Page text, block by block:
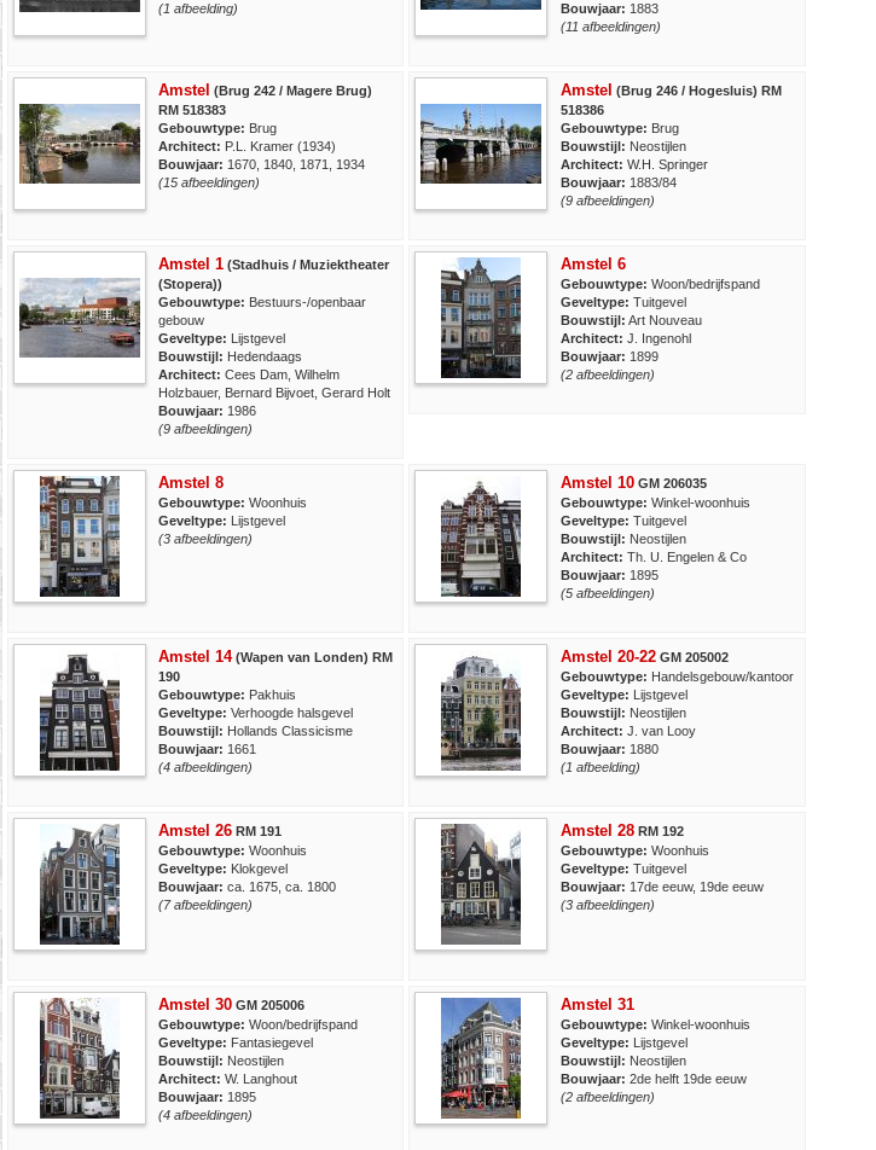
(1 afbeelding)
Bouwjaar: 1883
(11 afbeeldingen)
Amstel (Brug 242 / Magere Brug)
RM 518383
Gebouwtype: Brug
Architect: P.L. Kramer (1934)
Bouwjaar: 1670, 1840, 1871, 1934
(15 afbeeldingen)
Amstel (Brug 246 / Hogesluis) RM
518386
Gebouwtype: Brug
Bouwstijl: Neostijlen
Architect: W.H. Springer
Bouwjaar: 1883/84
(9 afbeeldingen)
Amstel 1 (Stadhuis / Muziektheater
(Stopera))
Gebouwtype: Bestuurs-/openbaar
gebouw
Geveltype: Lijstgevel
Bouwstijl: Hedendaags
Architect: Cees Dam, Wilhelm
Holzbauer, Bernard Bijvoet, Gerard Holt
Bouwjaar: 1986
(9 afbeeldingen)
Amstel 6
Gebouwtype: Woon/bedrijfspand
Geveltype: Tuitgevel
Bouwstijl: Art Nouveau
Architect: J. Ingenohl
Bouwjaar: 1899
(2 afbeeldingen)
Amstel 8
Gebouwtype: Woonhuis
Geveltype: Lijstgevel
(3 afbeeldingen)
Amstel 10GM 206035
Gebouwtype: Winkel-woonhuis
Geveltype: Tuitgevel
Bouwstijl: Neostijlen
Architect: Th. U. Engelen & Co
Bouwjaar: 1895
(5 afbeeldingen)
Amstel 14(Wapen van Londen) RM
190
Gebouwtype: Pakhuis
Geveltype: Verhoogde halsgevel
Bouwstijl: Hollands Classicisme
Bouwjaar: 1661
(4 afbeeldingen)
Amstel 20-22GM 205002
Gebouwtype: Handelsgebouw/kantoor
Geveltype: Lijstgevel
Bouwstijl: Neostijlen
Architect: J. van Looy
Bouwjaar: 1880
(1 afbeelding)
Amstel 26 RM 191
Gebouwtype: Woonhuis
Geveltype: Klokgevel
Bouwjaar: ca. 1675, ca. 1800
(7 afbeeldingen)
Amstel 28RM 192
Gebouwtype: Woonhuis
Geveltype: Tuitgevel
Bouwjaar: 17de eeuw, 19de eeuw
(3 afbeeldingen)
Amstel 30 GM 205006
Gebouwtype: Woon/bedrijfspand
Geveltype: Fantasiegevel
Bouwstijl: Neostijlen
Architect: W. Langhout
Bouwjaar: 1895
(4 afbeeldingen)
Amstel 31
Gebouwtype: Winkel-woonhuis
Geveltype: Lijstgevel
Bouwstijl: Neostijlen
Bouwjaar: 2de helft 19de eeuw
(2 afbeeldingen)